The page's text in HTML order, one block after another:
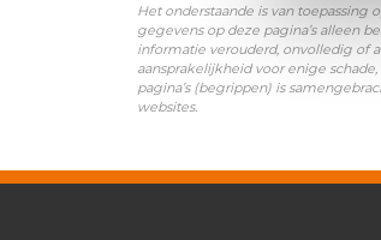
Het onderstaande is van toepassing
gegevens op deze pagina’s alleen
informatie verouderd, onvolledig of
aansprakelijkheid voor enige
pagina’s (begrippen) is
websites.